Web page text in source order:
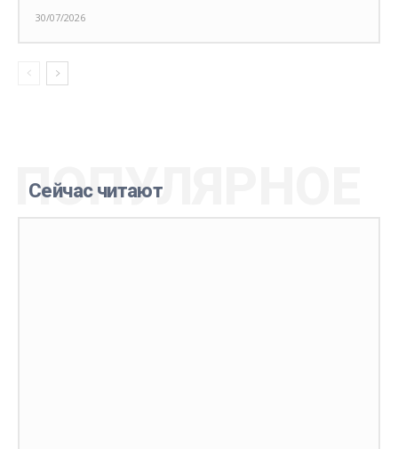
30/07/2026
Сейчас читают
ПОПУЛЯРНОЕ